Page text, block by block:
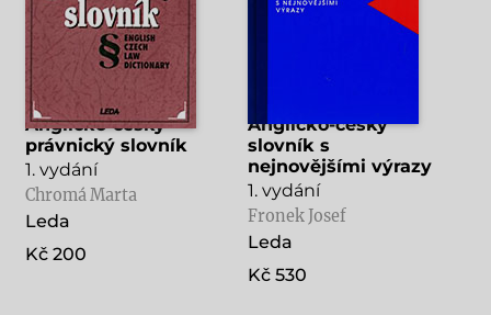
Anglicko-český
právnický slovník
1. vydání
Chromá Marta
Leda
Kč 200
Anglicko-český
slovník s
nejnovějšími výrazy
1. vydání
Fronek Josef
Leda
Kč 530